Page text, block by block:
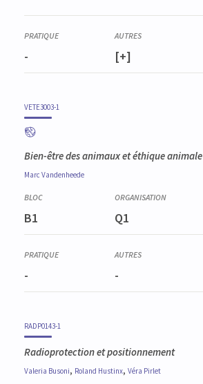
- [+]
VETE3003-1
Bien-être des animaux et éthique animale
Marc Vandenheede
B1 Q1
- -
RADP0143-1
Radioprotection et positionnement
Valeria Busoni, Roland Hustinx, Véra Pirlet